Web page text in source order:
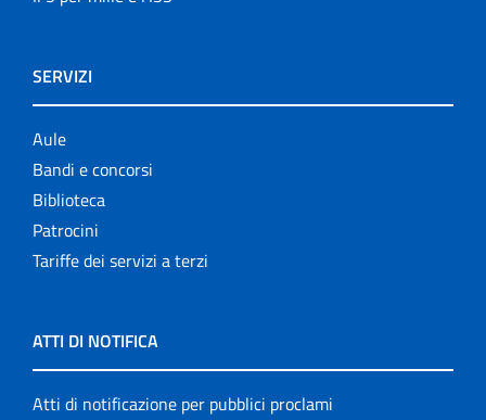
SERVIZI
Aule
Bandi e concorsi
Biblioteca
Patrocini
Tariffe dei servizi a terzi
ATTI DI NOTIFICA
Atti di notificazione per pubblici proclami